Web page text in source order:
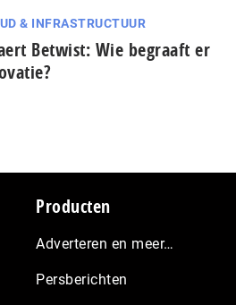
& INFRASTRUCTUUR
Betwist: Wie begraaft er
Producten
Adverteren en meer…
Persberichten